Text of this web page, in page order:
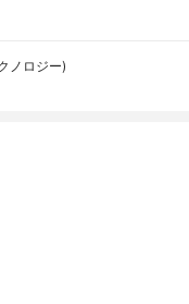
ノロジー)